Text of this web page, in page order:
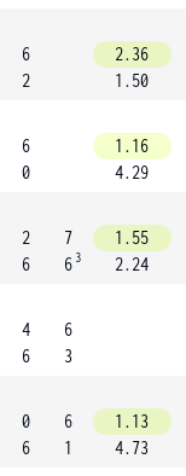
6
2
2.36
1.50
6
0
1.16
4.29
2
6
7
6 3
1.55
2.24
4
6
6
3
0
6
6
1
1.13
4.73